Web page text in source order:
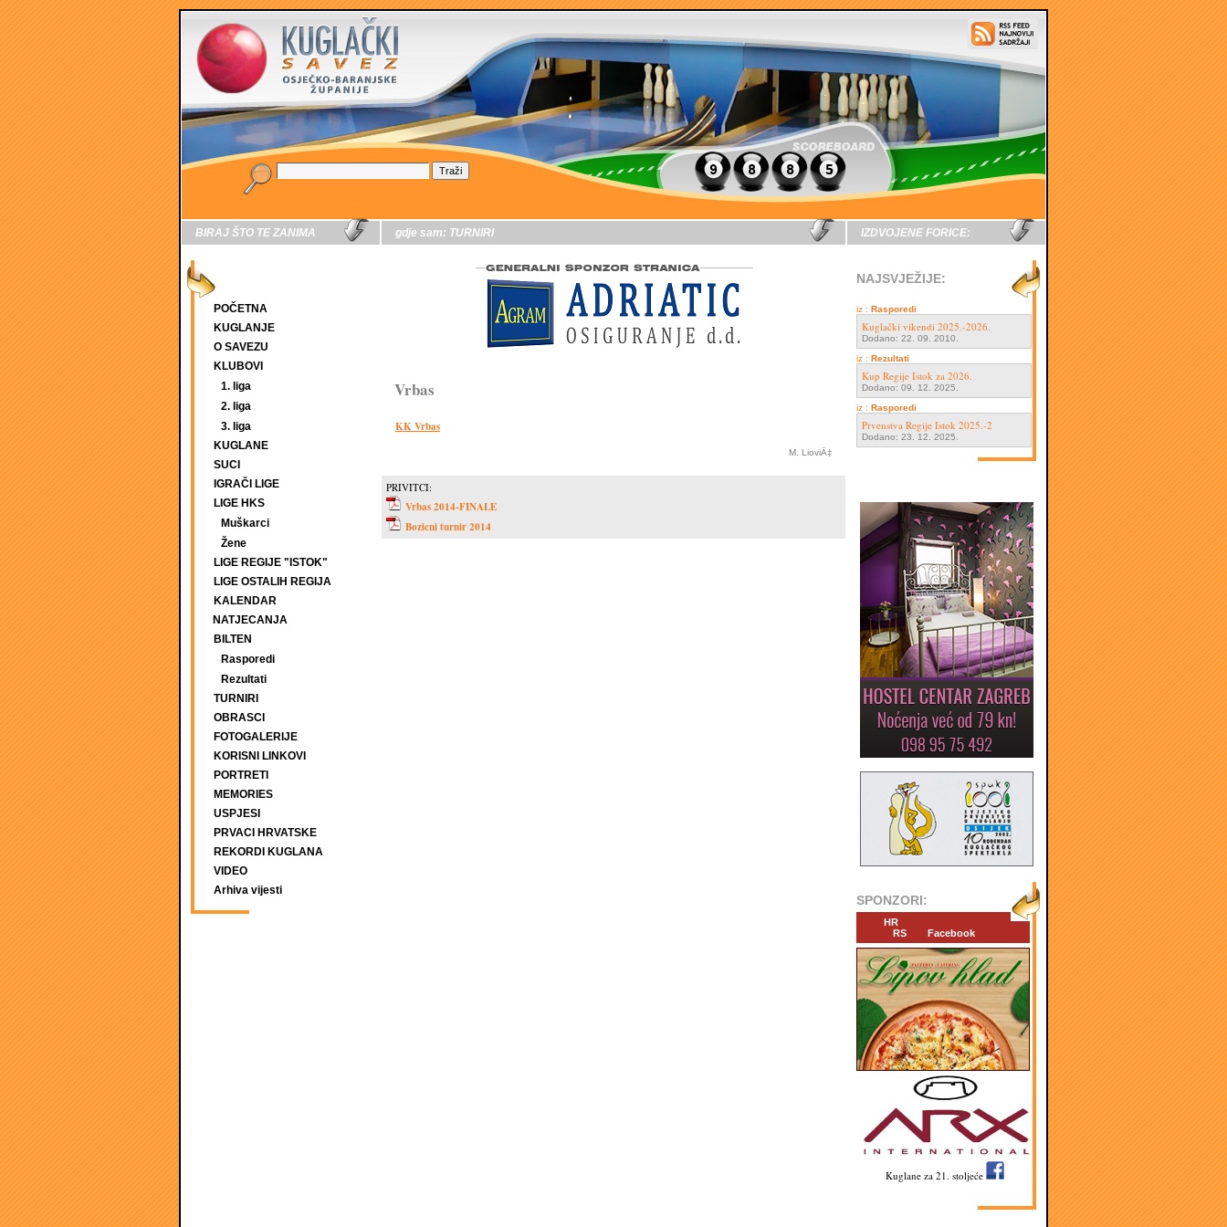
BIRAJ ŠTO TE ZANIMA
POČETNA
KUGLANJE
O SAVEZU
KLUBOVI
1. liga
2. liga
3. liga
KUGLANE
SUCI
IGRAČI LIGE
LIGE HKS
Muškarci
Žene
LIGE REGIJE "ISTOK"
LIGE OSTALIH REGIJA
KALENDAR
NATJECANJA
BILTEN
Rasporedi
Rezultati
TURNIRI
OBRASCI
FOTOGALERIJE
KORISNI LINKOVI
PORTRETI
MEMORIES
USPJESI
PRVACI HRVATSKE
REKORDI KUGLANA
VIDEO
Arhiva vijesti
gdje sam: TURNIRI
Vrbas
KK Vrbas
M. LioviÄ‡
PRIVITCI:
Vrbas 2014-FINALE
Bozicni turnir 2014
IZDVOJENE FORICE:
NAJSVJEŽIJE:
iz : Rasporedi
Kuglački vikendi 2025.-2026.
Dodano: 22. 09. 2010.
iz : Rezultati
Kup Regije Istok za 2026.
Dodano: 09. 12. 2025.
iz : Rasporedi
Prvenstva Regije Istok 2025.-2
Dodano: 23. 12. 2025.
SPONZORI:
HR
RS
Facebook
Kuglane za 21. stoljeće